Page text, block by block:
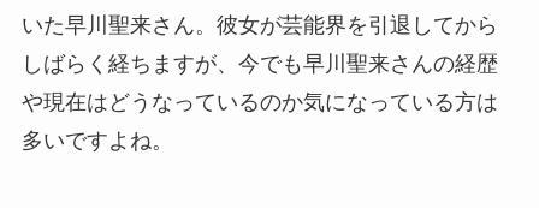
いた早川聖来さん。彼女が芸能界を引退してから
しばらく経ちますが、今でも早川聖来さんの経歴
や現在はどうなっているのか気になっている方は
多いですよね。